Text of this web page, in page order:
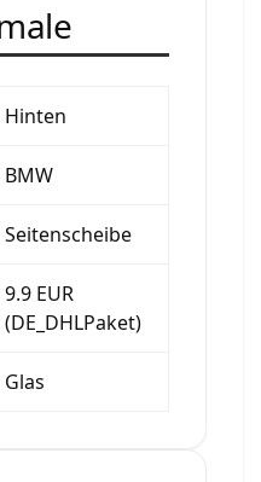
Hinten
BMW
Seitenscheibe
9.9 EUR
(DE_DHLPaket)
Glas